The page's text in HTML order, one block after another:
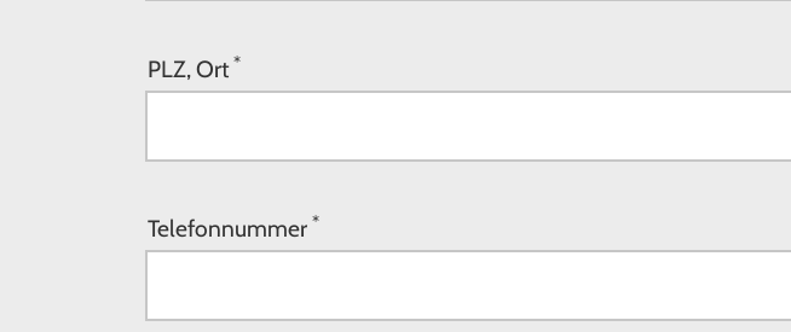
PLZ, Ort*
Telefonnummer*